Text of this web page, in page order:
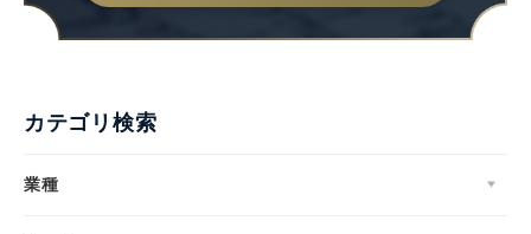
カテゴリ検索
業種